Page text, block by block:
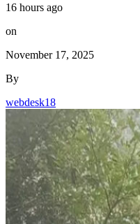
16 hours ago
on
November 17, 2025
By
webdesk18